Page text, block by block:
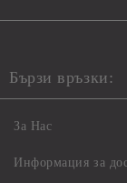
Бързи връзки:
За Нас
Информация за